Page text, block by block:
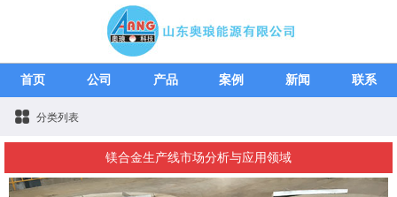
首页 公司 产品 案例 新闻 联系
分类列表
镁合金生产线市场分析与应用领域